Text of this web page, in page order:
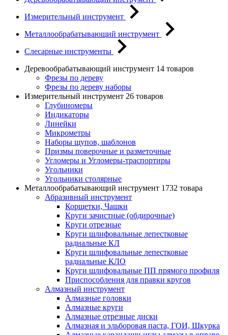
Измерительный инструмент
Металлообрабатывающий инструмент
Слесарные инструменты
Деревообрабатывающий инструмент 14 товаров
Фрезы по дереву
Фрезы по дереву наборы
Измерительный инструмент 26 товаров
Глубиномеры
Индикаторы
Линейки
Микрометры
Наборы щупов, шаблонов
Призмы поверочные и разметочные
Угломеры и Угломеры-траспортиры
Угольники
Угольники столярные
Металлообрабатывающий инструмент 1732 товара
Абразивный инструмент
Корщетки, Чашки
Круги зачистные (обдирочные)
Круги отрезные
Круги шлифовальные лепестковые
радиальные КЛ
Круги шлифовальные лепестковые
радиальные КЛО
Круги шлифовальные ПП прямого профиля
Приспособления для правки кругов
Алмазный инструмент
Алмазные головки
Алмазные круги
Алмазные отрезные диски
Алмазная и эльборовая паста, ГОИ, Шкурка